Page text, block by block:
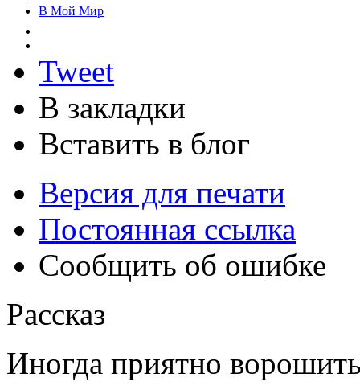
В Мой Мир
Tweet
В закладки
Вставить в блог
Версия для печати
Постоянная ссылка
Сообщить об ошибке
Рассказ
Иногда приятно